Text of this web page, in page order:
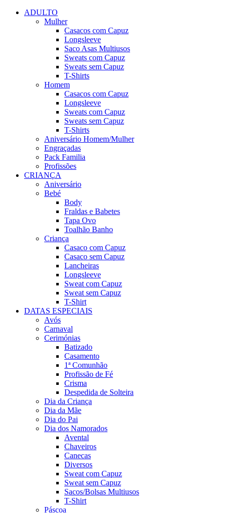
ADULTO
Mulher
Casacos com Capuz
Longsleeve
Saco Asas Multiusos
Sweats com Capuz
Sweats sem Capuz
T-Shirts
Homem
Casacos com Capuz
Longsleeve
Sweats com Capuz
Sweats sem Capuz
T-Shirts
Aniversário Homem/Mulher
Engraçadas
Pack Familia
Profissões
CRIANÇA
Aniversário
Bebé
Body
Fraldas e Babetes
Tapa Ovo
Toalhão Banho
Criança
Casaco com Capuz
Casaco sem Capuz
Lancheiras
Longsleeve
Sweat com Capuz
Sweat sem Capuz
T-Shirt
DATAS ESPECIAIS
Avós
Carnaval
Cerimónias
Batizado
Casamento
1ª Comunhão
Profissão de Fé
Crisma
Despedida de Solteira
Dia da Criança
Dia da Mãe
Dia do Pai
Dia dos Namorados
Avental
Chaveiros
Canecas
Diversos
Sweat com Capuz
Sweat sem Capuz
Sacos/Bolsas Multiusos
T-Shirt
Páscoa